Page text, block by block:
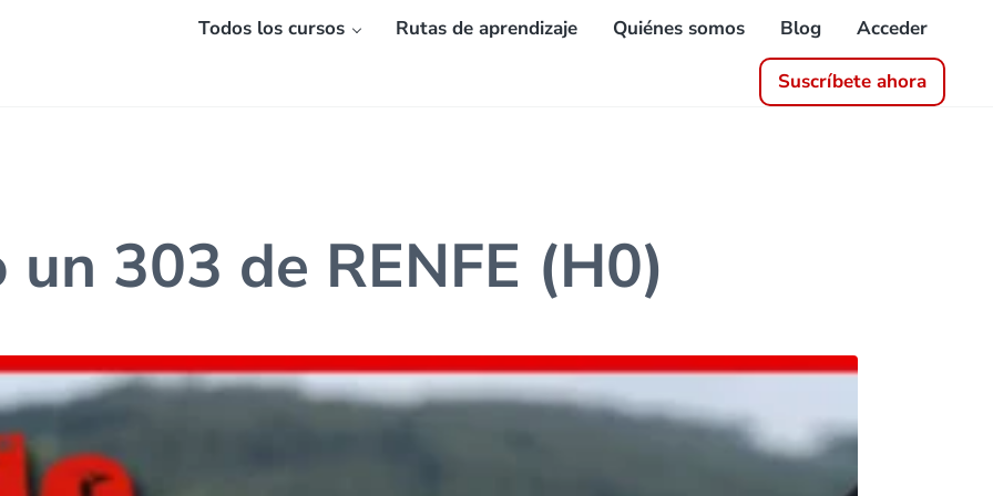
Todos los cursos Rutas de aprendizaje Quiénes somos Blog Acceder
Suscríbete ahora
un 303 de RENFE (H0)